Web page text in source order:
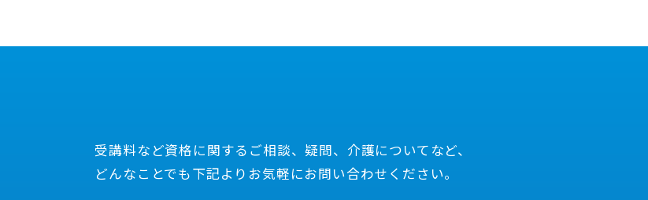
受講料など資格に関するご相談、疑問、介護についてなど、
どんなことでも下記よりお気軽にお問い合わせください。